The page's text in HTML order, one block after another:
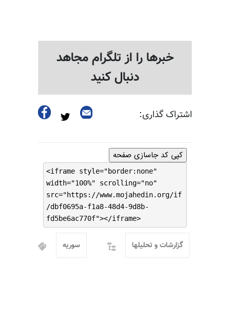
خبرها را از تلگرام مجاهد
دنبال کنید
اشتراک گذاری:
کپی کد جاسازی صفحه
<iframe style="border:none"
width="100%" scrolling="no"
src="https://www.mojahedin.org/if
/dbf0695a-f1a8-48d4-9d8b-
fd5be6ac770f"></iframe>
سوریه گزارشات و تحلیلها